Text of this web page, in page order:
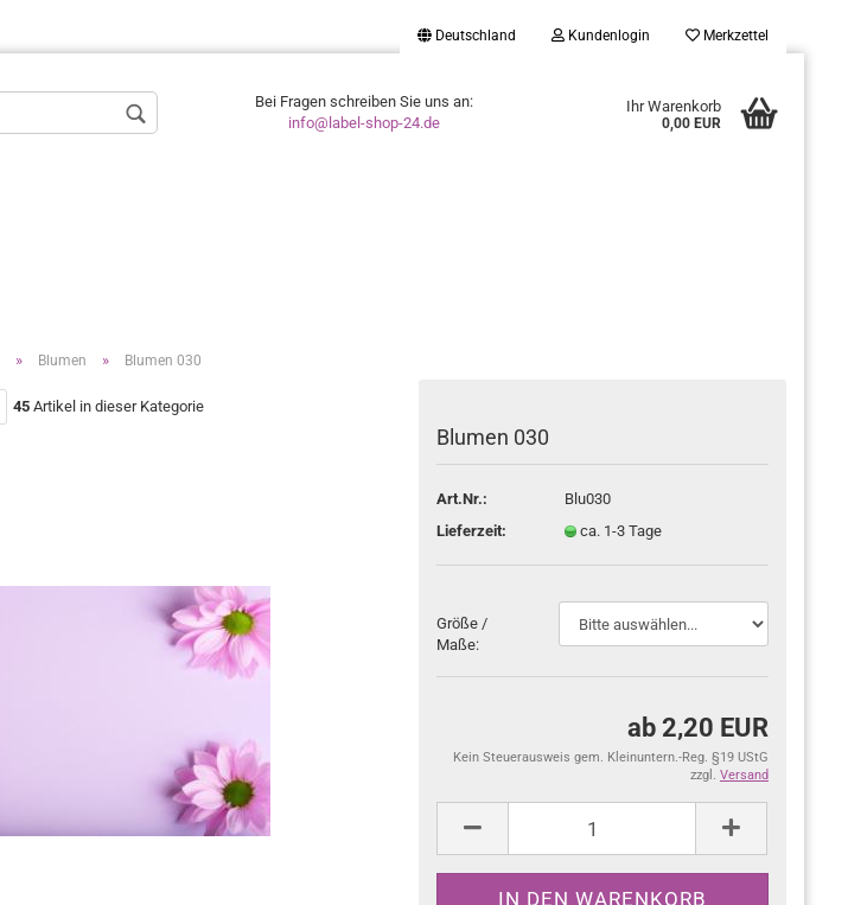
Deutschland Kundenlogin Merkzettel
Bei Fragen schreiben Sie uns an:
info@label-shop-24.de
Ihr Warenkorb
0,00 EUR
» Blumen » Blumen 030
45 Artikel in dieser Kategorie
Blumen 030
Art.Nr.:
Blu030
Lieferzeit:
ca. 1-3 Tage
Größe /
Maße:
ab 2,20 EUR
Kein Steuerausweis gem. Kleinuntern.-Reg. §19 UStG
zzgl. Versand